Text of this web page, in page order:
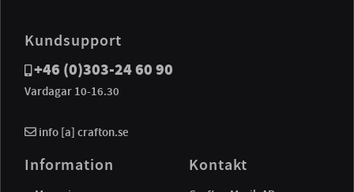
Kundsupport
+46 (0)303-24 60 90
Vardagar 10-16.30
info [a] crafton.se
Information Kontakt